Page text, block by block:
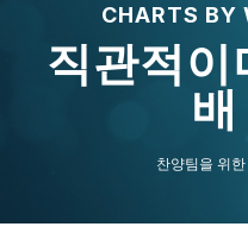
CHARTS BY
직관적이
찬양팀을 위